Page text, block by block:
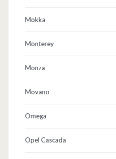
Mokka
Monterey
Monza
Movano
Omega
Opel Cascada